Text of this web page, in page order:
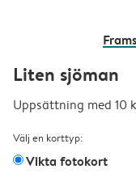
Liten sjöman
Uppsättning med 10
Välj en korttyp:
Vikta fotokort